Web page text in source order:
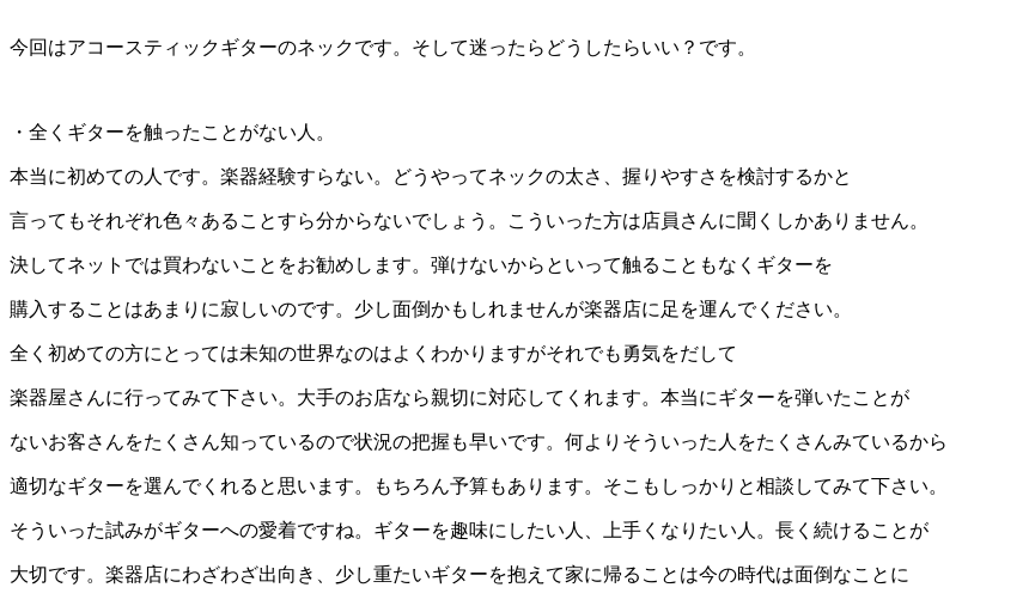
今回はアコースティックギターのネックです。そして迷ったらどうしたらいい？です。
・全くギターを触ったことがない人。
本当に初めての人です。楽器経験すらない。どうやってネックの太さ、握りやすさを検討するかと
言ってもそれぞれ色々あることすら分からないでしょう。こういった方は店員さんに聞くしかありません。
決してネットでは買わないことをお勧めします。弾けないからといって触ることもなくギターを
購入することはあまりに寂しいのです。少し面倒かもしれませんが楽器店に足を運んでください。
全く初めての方にとっては未知の世界なのはよくわかりますがそれでも勇気をだして
楽器屋さんに行ってみて下さい。大手のお店なら親切に対応してくれます。本当にギターを弾いたことが
ないお客さんをたくさん知っているので状況の把握も早いです。何よりそういった人をたくさんみているから
適切なギターを選んでくれると思います。もちろん予算もあります。そこもしっかりと相談してみて下さい。
そういった試みがギターへの愛着ですね。ギターを趣味にしたい人、上手くなりたい人。長く続けることが
大切です。楽器店にわざわざ出向き、少し重たいギターを抱えて家に帰ることは今の時代は面倒なことに